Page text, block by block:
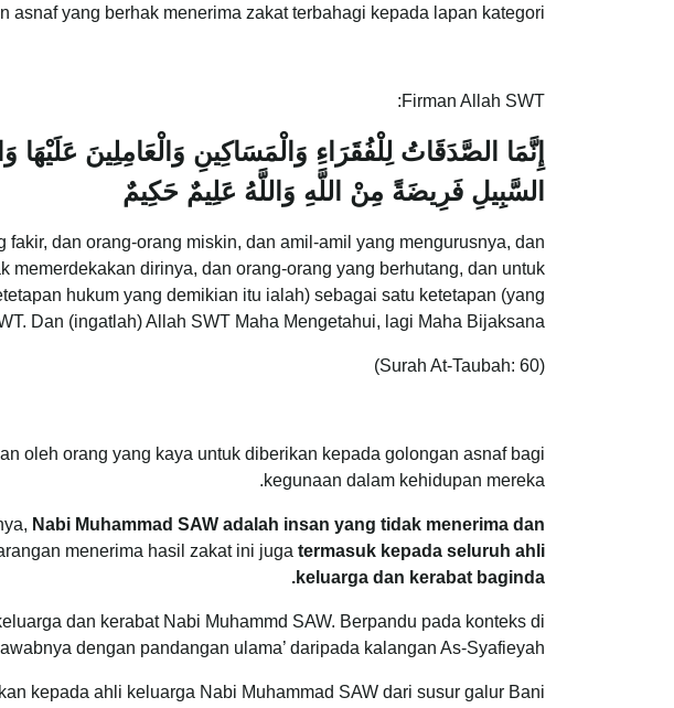
yang berhak menerima zakat terbahagi kepada lapan kategori.
Firman Allah SWT:
إِنَّمَا الصَّدَقَاتُ لِلْفُقَرَاءِ وَالْمَسَاكِينِ وَالْعَامِلِينَ
السَّبِيلِ فَرِيضَةً مِنْ اللَّهِ وَاللَّهُ عَلِيمٌ حَكِيمٌ
dan orang-orang miskin, dan amil-amil yang mengurusnya, dan
dirinya, dan orang-orang yang berhutang, dan untuk
hukum yang demikian itu ialah) sebagai satu ketetapan (yang
Dan (ingatlah) Allah SWT Maha Mengetahui, lagi Maha Bijaksana.
(Surah At-Taubah: 60)
oleh orang yang kaya untuk diberikan kepada golongan asnaf bagi
kegunaan dalam kehidupan mereka.
Nabi Muhammad SAW adalah insan yang tidak menerima dan
menerima hasil zakat ini juga termasuk kepada seluruh ahli
keluarga dan kerabat baginda.
dan kerabat Nabi Muhammd SAW. Berpandu pada konteks di
dengan pandangan ulama’ daripada kalangan As-Syafieyah.
kepada ahli keluarga Nabi Muhammad SAW dari susur galur Bani